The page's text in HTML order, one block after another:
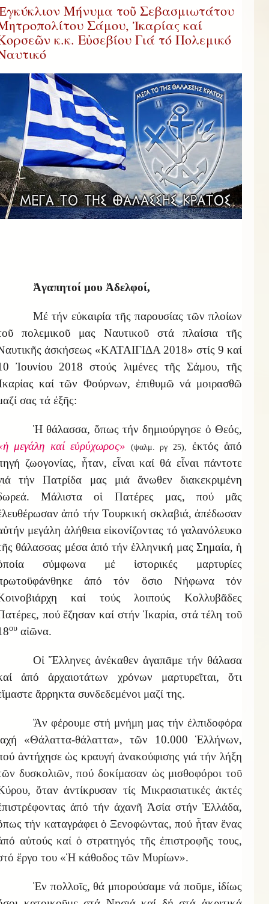
Μήνυμα τοῦ Σεβασμιωτάτου
Σάμου, Ἰκαρίας καί
κ.κ. Εὐσεβίου Γιά τό Πολεμικό
Ἀγαπητοί μου Ἀδελφοί,
Μέ τήν εὐκαιρία τῆς παρουσίας τῶν πλοίων
πολεμικοῦ μας Ναυτικοῦ στά πλαίσια τῆς
ἀσκήσεως «ΚΑΤΑΙΓΙΔΑ 2018» στίς 9 καί
Ἰουνίου 2018 στούς λιμένες τῆς Σάμου, τῆς
καί τῶν Φούρνων, ἐπιθυμῶ νά μοιρασθῶ
σας τά ἐξῆς:
Ἡ θάλασσα, ὅπως τήν δημιούργησε ὁ Θεός,
μεγάλη καί εὑρύχωρος»
(ψαλμ. ργ 25),
ἐκτός ἀπό
ζωογονίας, ἦταν, εἶναι καί θά εἶναι πάντοτε
τήν Πατρίδα μας μιά ἄνωθεν διακεκριμένη
Μάλιστα οἱ Πατέρες μας, πού μᾶς
ἀπό τήν Τουρκική σκλαβιά, ἀπέδωσαν
μεγάλη ἀλήθεια εἰκονίζοντας τό γαλανόλευκο
θάλασσας μέσα ἀπό τήν ἑλληνική μας Σημαία, ἡ
σύμφωνα μέ ἱστορικές μαρτυρίες
ἀπό τόν ὅσιο Νήφωνα τόν
καί τούς λοιπούς Κολλυβᾶδες
πού ἔζησαν καί στήν Ἰκαρία, στά τέλη τοῦ
ου αἰῶνα.
Οἱ Ἕλληνες ἀνέκαθεν ἀγαπᾶμε τήν θάλασα
ἀπό ἀρχαιοτάτων χρόνων μαρτυρεῖται, ὅτι
ἄρρηκτα συνδεδεμένοι μαζί της.
Ἄν φέρουμε στή μνήμη μας τήν ἐλπιδοφόρα
«Θάλαττα-θάλαττα», τῶν 10.000 Ἑλλήνων,
ἀντήχησε ὡς κραυγή ἀνακούφισης γιά τήν λήξη
δυσκολιῶν, πού δοκίμασαν ὡς μισθοφόροι τοῦ
ὅταν ἀντίκρυσαν τίς Μικρασιατικές ἀκτές
ἀπό τήν ἀχανῆ Ἀσία στήν Ἑλλάδα,
τήν καταγράφει ὁ Ξενοφώντας, πού ἦταν ἕνας
αὐτούς καί ὁ στρατηγός τῆς ἐπιστροφῆς τους,
ἔργο του «Ἡ κάθοδος τῶν Μυρίων».
Ἐν πολλοῖς, θά μπορούσαμε νά ποῦμε, ἰδίως